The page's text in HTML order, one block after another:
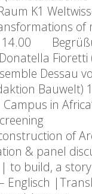
Raum K1
of
Fioretti
Dessau
Campus in
Screening
&
to build, a
– Englisch